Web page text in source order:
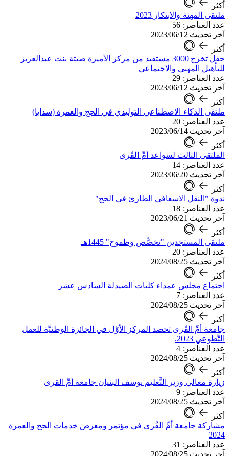
أكثر
ملتقى المهنة والابتكار 2023
عدد العناصر: 56
آخر تحديث 2023/06/12
أكثر
حفل تخرج 3000 مستفيد من مركز الأميرة صيتة بنت عبدالعزيز
للتأهيل المهني والاجتماعي
عدد العناصر: 29
آخر تحديث 2023/06/12
أكثر
ملتقى الذكاء الاصطناعي التوليدي في الحج والعمرة (سدايا)
عدد العناصر: 20
آخر تحديث 2023/06/14
أكثر
الملتقى الثالث لسواعد أمِّ القُرى
عدد العناصر: 14
آخر تحديث 2023/06/20
أكثر
ندوة "النقل الاسعافي الطارئ في الحج"
عدد العناصر: 18
آخر تحديث 2023/06/21
أكثر
ملتقى المستجدين "تخصُّص وطموح" 1445هـ
عدد العناصر: 20
آخر تحديث 2024/08/25
أكثر
اجتماع مجلس عمداء كليات الصيدلة السادس عشر
عدد العناصر: 7
آخر تحديث 2024/08/25
أكثر
جامعة أمِّ القُرى تحصد المركز الأوَّل في الجائزة الوطنيَّة للعمل
التَّطوعي 2023.
عدد العناصر: 4
آخر تحديث 2024/08/25
أكثر
زيارة معالي وزير التَّعليم يوسف البنيان جامعة أمِّ القرى
عدد العناصر: 9
آخر تحديث 2024/08/25
أكثر
مشاركة جامعة أمِّ القُرى في مؤتمر ومعرض خدمات الحج والعمرة
2024
عدد العناصر: 31
آخر تحديث 2024/08/25